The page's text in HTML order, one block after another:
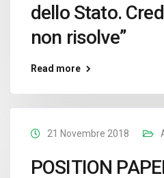
dello Stato.
non risolve”
Read more
21 Novembre 2018
POSITION